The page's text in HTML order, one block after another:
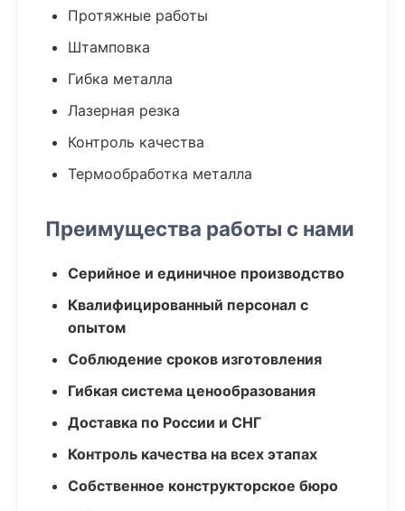
Протяжные работы
Штамповка
Гибка металла
Лазерная резка
Контроль качества
Термообработка металла
Преимущества работы с нами
Серийное и единичное производство
Квалифицированный персонал с
опытом
Соблюдение сроков изготовления
Гибкая система ценообразования
Доставка по России и СНГ
Контроль качества на всех этапах
Собственное конструкторское бюро